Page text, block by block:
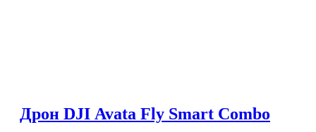
Дрон DJI Avata Fly Smart Combo